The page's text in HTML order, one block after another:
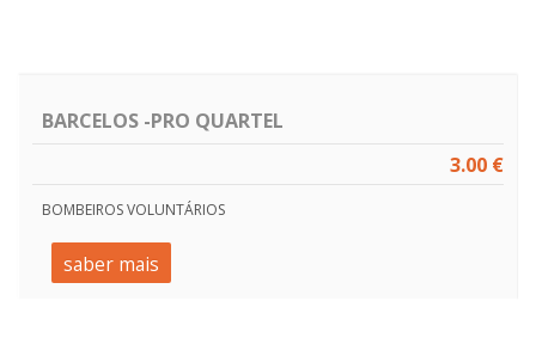
BARCELOS -PRO QUARTEL
3.00 €
BOMBEIROS VOLUNTÁRIOS
saber mais